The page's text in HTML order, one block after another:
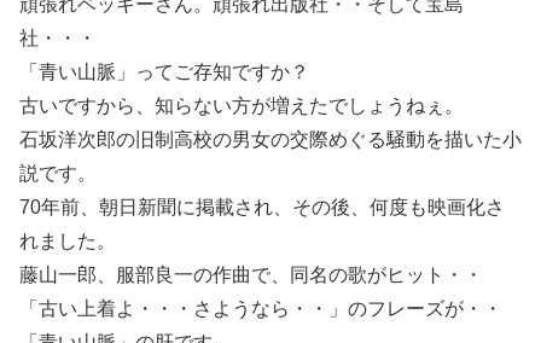
頑張れベッキーさん。頑張れ出版社・・そして宝島
社・・・
「青い山脈」ってご存知ですか？
古いですから、知らない方が増えたでしょうねぇ。
石坂洋次郎の旧制高校の男女の交際めぐる騒動を描いた小
説です。
70年前、朝日新聞に掲載され、その後、何度も映画化さ
れました。
藤山一郎、服部良一の作曲で、同名の歌がヒット・・
「古い上着よ・・・さようなら・・」のフレーズが・・